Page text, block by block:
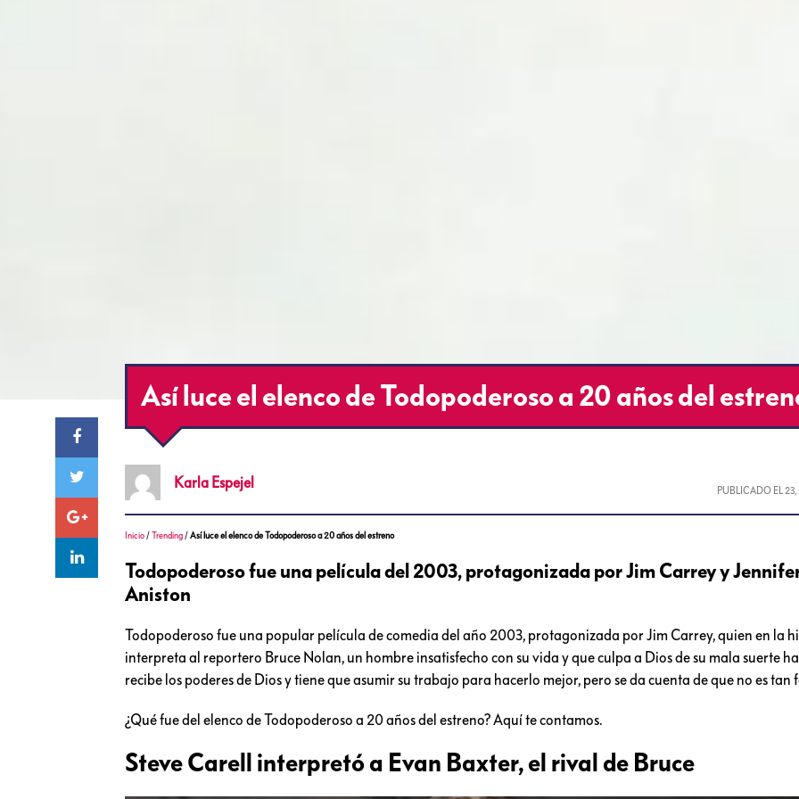
Así luce el elenco de Todopoderoso a 20 años del
Karla Espejel PUBLICADO EL
Inicio /Trending /Así luce el elenco de Todopoderoso a 20 años del estreno
Todopoderoso fue una película del 2003, protagonizada por Jim Carrey y
Aniston
Todopoderoso fue una popular película de comedia del año 2003, protagonizada por Jim Carrey, quien en la
interpreta al reportero Bruce Nolan, un hombre insatisfecho con su vida y que culpa a Dios de su mala suerte
recibe los poderes de Dios y tiene que asumir su trabajo para hacerlo mejor, pero se da cuenta de que no es tan
¿Qué fue del elenco de Todopoderoso a 20 años del estreno? Aquí te contamos.
Steve Carell interpretó a Evan Baxter, el rival de Bruce